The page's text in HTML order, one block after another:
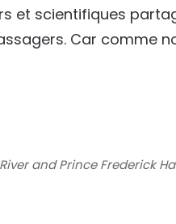
et scientifiques
Car comme
and Prince Frederick